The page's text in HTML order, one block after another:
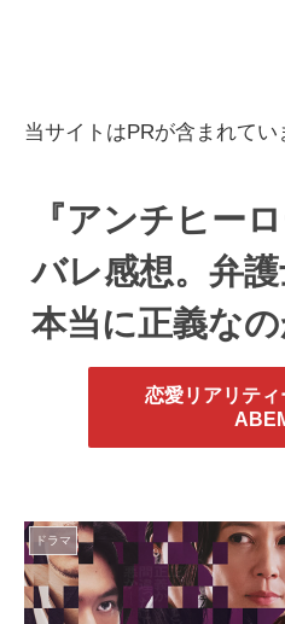
当サイトはPRが含まれてい
『アンチヒー
バレ感想。弁
本当に正義な
恋愛リアリティ
ドラマ